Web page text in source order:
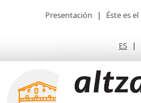
Presentación | Éste es
ES |